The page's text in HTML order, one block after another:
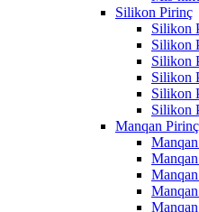
Silikon Pirinç
Silikon
Silikon
Silikon
Silikon
Silikon
Silikon
Manqan Pirinç